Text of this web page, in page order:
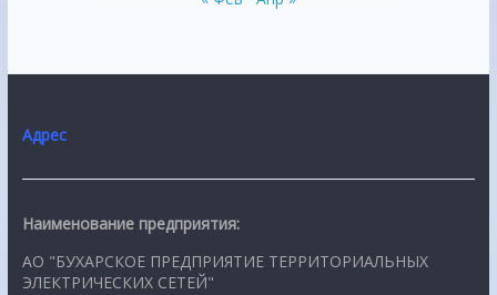
Адрес
Наименование предприятия:
АО "БУХАРСКОЕ ПРЕДПРИЯТИЕ ТЕРРИТОРИАЛЬНЫХ
ЭЛЕКТРИЧЕСКИХ СЕТЕЙ"